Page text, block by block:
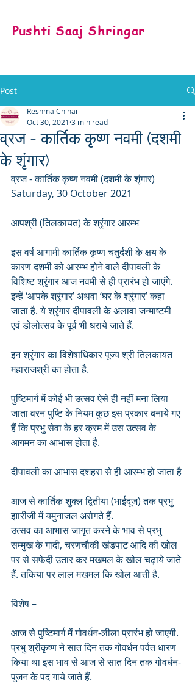
Pushti Saaj Shringar
Post
व्रज - कार्तिक कृष्ण नवमी (दशमी
के शृंगार)
Reshma Chinai
Oct 30, 2021 3 min read
व्रज - कार्तिक कृष्ण नवमी (दशमी के शृंगार)
Saturday, 30 October 2021
आपश्री (तिलकायत) के श्रृंगार आरम्भ
इस वर्ष आगामी कार्तिक कृष्ण चतुर्दशी के क्षय के
कारण दशमी को आरम्भ होने वाले दीपावली के
विशिष्ट श्रृंगार आज नवमी से ही प्रारंभ हो जाएंगे.
इन्हें ‘आपके श्रृंगार’ अथवा ‘घर के श्रृंगार’ कहा
जाता है. ये श्रृंगार दीपावली के अलावा जन्माष्टमी
एवं डोलोत्सव के पूर्व भी धराये जाते हैं.
इन श्रृंगार का विशेषाधिकार पूज्य श्री तिलकायत
महाराजश्री का होता है.
पुष्टिमार्ग में कोई भी उत्सव ऐसे ही नहीं मना लिया
जाता वरन पुष्टि के नियम कुछ इस प्रकार बनाये गए
हैं कि प्रभु सेवा के हर क्रम में उस उत्सव के
आगमन का आभास होता है.
दीपावली का आभास दशहरा से ही आरम्भ हो जाता है
आज से कार्तिक शुक्ल द्वितीया (भाईदूज) तक प्रभु
झारीजी में यमुनाजल अरोगते हैं.
उत्सव का आभास जागृत करने के भाव से प्रभु
सम्मुख के गादी, चरणचौकी खंडपाट आदि की खोल
पर से सफेदी उतार कर मखमल के खोल चढ़ाये जाते
हैं. तकिया पर लाल मखमल कि खोल आती है.
विशेष –
आज से पुष्टिमार्ग में गोवर्धन-लीला प्रारंभ हो जाएगी.
प्रभु श्रीकृष्ण ने सात दिन तक गोवर्धन पर्वत धारण
किया था इस भाव से आज से सात दिन तक गोवर्धन-
पूजन के पद गाये जाते हैं.